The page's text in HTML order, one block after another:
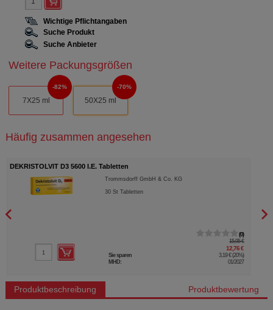
Wichtige Pflichtangaben
Suche Produkt
Suche Anbieter
Weitere Packungsgrößen
7X25 ml
82%
50X25 ml
70%
Häufig zusammen angesehen
DEKRISTOLVIT D3 5600 I.E. Tabletten
Trommsdorff GmbH & Co. KG
30St Tabletten
0
15,95 €
12,76 €
Sie sparen 3,19 € (20%)
MHD:
01/2027
Produktbeschreibung Produktbewertung